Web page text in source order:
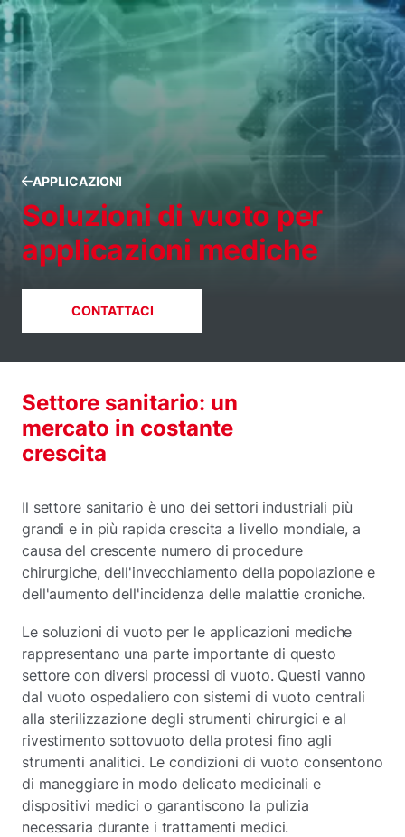
APPLICAZIONI
Soluzioni di vuoto per
applicazioni mediche
CONTATTACI
Settore sanitario: un
mercato in costante
crescita
Il settore sanitario è uno dei settori industriali più
grandi e in più rapida crescita a livello mondiale, a
causa del crescente numero di procedure
chirurgiche, dell'invecchiamento della popolazione e
dell'aumento dell'incidenza delle malattie croniche.
Le soluzioni di vuoto per le applicazioni mediche
rappresentano una parte importante di questo
settore con diversi processi di vuoto. Questi vanno
dal vuoto ospedaliero con sistemi di vuoto centrali
alla sterilizzazione degli strumenti chirurgici e al
rivestimento sottovuoto della protesi fino agli
strumenti analitici. Le condizioni di vuoto consentono
di maneggiare in modo delicato medicinali e
dispositivi medici o garantiscono la pulizia
necessaria durante i trattamenti medici.